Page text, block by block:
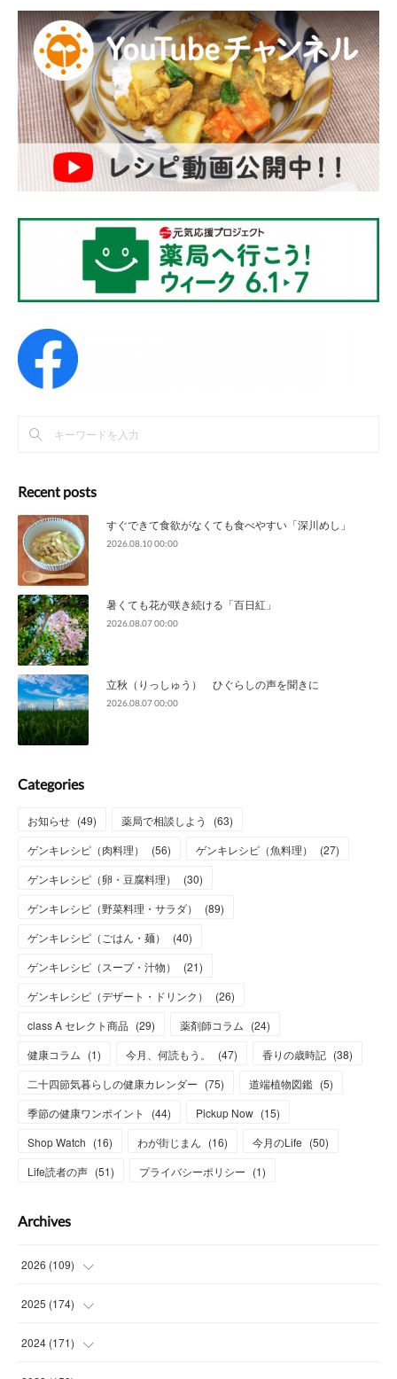
Recent posts
すぐできて食欲がなくても食べやすい「深川めし」
2026.08.10 00:00
暑くても花が咲き続ける「百日紅」
2026.08.07 00:00
立秋（りっしゅう） ひぐらしの声を聞きに
2026.08.07 00:00
Categories
お知らせ (49) 薬局で相談しよう (63)
ゲンキレシピ（肉料理）
(56) ゲンキレシピ（魚料理） (27)
ゲンキレシピ（卵・豆腐料理）
(30)
ゲンキレシピ（野菜料理・サラダ）
(89)
ゲンキレシピ（ごはん・麺）
(40)
ゲンキレシピ（スープ・汁物）
(21)
ゲンキレシピ（デザート・ドリンク）
(26)
class A セレクト商品 (29) 薬剤師コラム (24)
健康コラム (1) 今月、何読もう。 (47) 香りの歳時記 (38)
二十四節気暮らしの健康カレンダー (75) 道端植物図鑑 (5)
季節の健康ワンポイント
(44) Pickup Now (15)
Shop Watch (16) わが街じまん (16) 今月のLife (50)
Life読者の声 (51) プライバシーポリシー (1)
Archives
2026 (109)
(7)
(15
2025 (174)
(14
2024 (171)